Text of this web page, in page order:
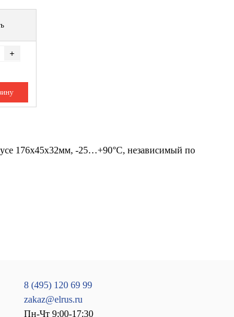
+
176х45х32мм, -25…+90°С, независимый по
8 (495) 120 69 99
zakaz@elrus.ru
Пн-Чт 9:00-17:30